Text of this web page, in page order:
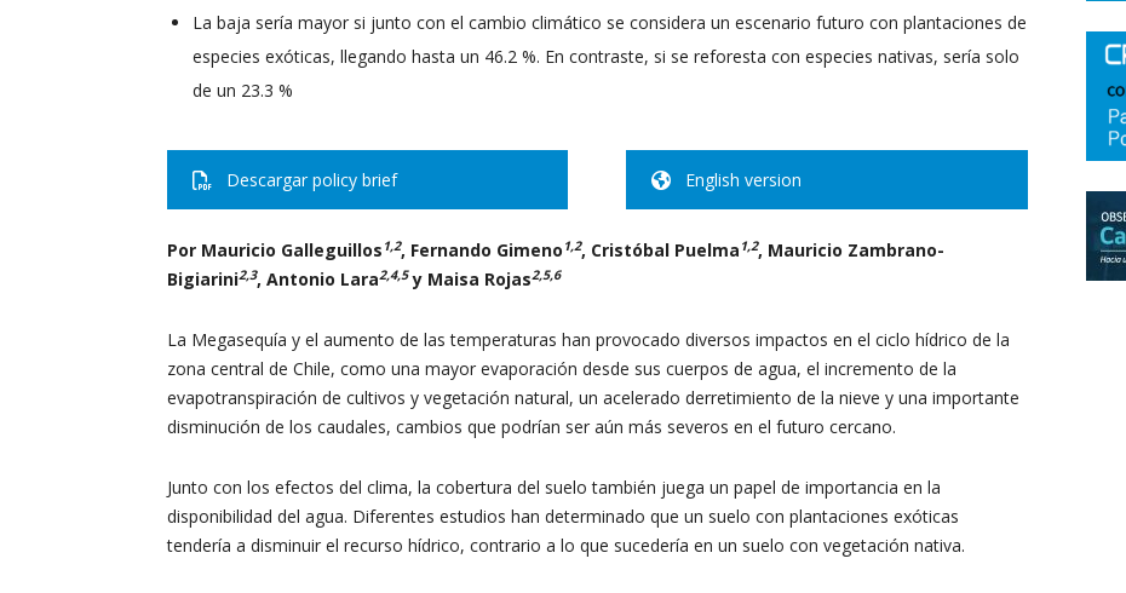
la
CR2
La baja sería mayor si junto con el cambio climático se considera un escenario futuro con plantaciones de
especies exóticas, llegando hasta un 46.2 %. En contraste, si se reforesta con especies nativas, sería solo
de un 23.3 %
Descargar policy brief English version
Por Mauricio Galleguillos 1,2, Fernando Gimeno 1,2, Cristóbal Puelma 1,2, Mauricio Zambrano-
Bigiarini2,3, Antonio Lara2,4,5y Maisa Rojas2,5,6
La Megasequía y el aumento de las temperaturas han provocado diversos impactos en el ciclo hídrico de la
zona central de Chile, como una mayor evaporación desde sus cuerpos de agua, el incremento de la
evapotranspiración de cultivos y vegetación natural, un acelerado derretimiento de la nieve y una importante
disminución de los caudales, cambios que podrían ser aún más severos en el futuro cercano.
Junto con los efectos del clima, la cobertura del suelo también juega un papel de importancia en la
disponibilidad del agua. Diferentes estudios han determinado que un suelo con plantaciones exóticas
tendería a disminuir el recurso hídrico, contrario a lo que sucedería en un suelo con vegetación nativa.